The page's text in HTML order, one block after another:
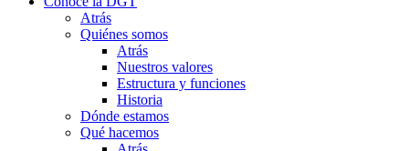
Atrás
Quiénes somos
Atrás
Nuestros valores
Estructura y funciones
Historia
Dónde estamos
Qué hacemos